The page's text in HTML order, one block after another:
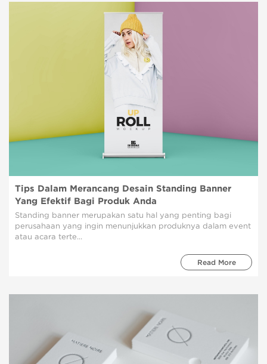
Tips Dalam Merancang Desain Standing Banner
Yang Efektif Bagi Produk Anda
Standing banner merupakan satu hal yang penting bagi
perusahaan yang ingin menunjukkan produknya dalam event
atau acara terte...
Read More